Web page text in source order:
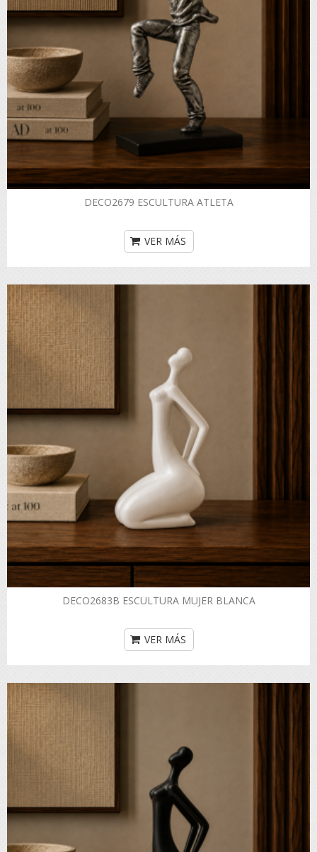
DECO2679 ESCULTURA ATLETA
VER MÁS
DECO2683B ESCULTURA MUJER BLANCA
VER MÁS